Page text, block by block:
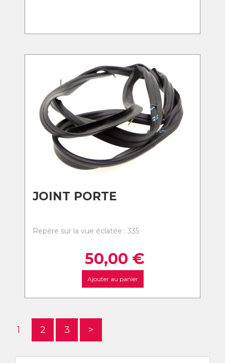
JOINT PORTE
Repère sur la vue éclatée : 335
50,00 €
Ajouter au panier
1 2 3 >